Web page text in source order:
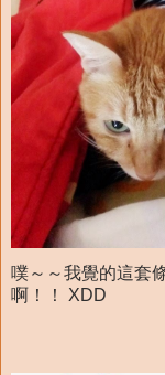
噗～～我覺的這套
啊！！ XDD